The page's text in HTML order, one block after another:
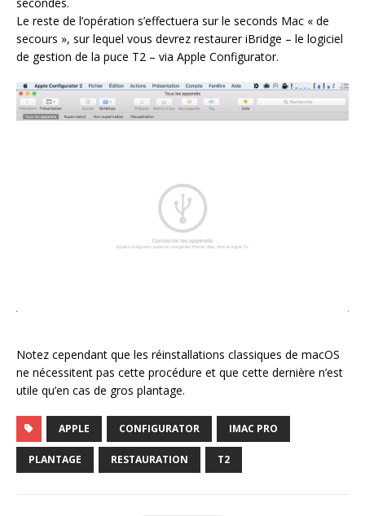
Le reste de l’opération s’effectuera sur le seconds Mac « de
secours », sur lequel vous devrez restaurer iBridge – le logiciel
de gestion de la puce T2 – via Apple Configurator.
Notez cependant que les réinstallations classiques de macOS
ne nécessitent pas cette procédure et que cette dernière n’est
utile qu’en cas de gros plantage.
APPLE CONFIGURATOR IMAC PRO
PLANTAGE RESTAURATION T2